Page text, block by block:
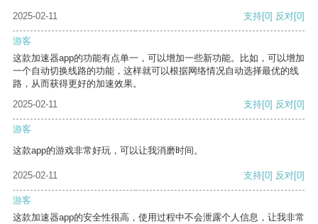
2025-02-11 支持[0] 反对[0]
游客
这款加速器app的功能有点单一，可以增加一些新功能。比如，可以增加
一个自动切换线路的功能，这样就可以根据网络情况自动选择最优的线
路，从而获得更好的加速效果。
2025-02-11
支持[0] 反对[0]
游客
这款app的游戏非常好玩，可以让我消磨时间。
2025-02-11 支持[0] 反对[0]
游客
这款加速器app的安全性很高，使用过程中不会泄露个人信息，让我非常